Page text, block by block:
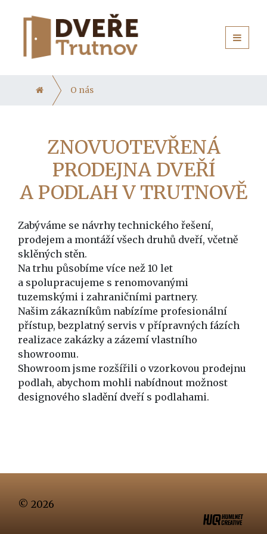
O nás
ZNOVUOTEVŘENÁ
PRODEJNA DVEŘÍ
A PODLAH V TRUTNOVĚ
Zabýváme se návrhy technického řešení,
prodejem a montáží všech druhů dveří, včetně
sklěných stěn.
Na trhu působíme více než 10 let
a spolupracujeme s renomovanými
tuzemskými i zahraničními partnery.
Našim zákazníkům nabízíme profesionální
přístup, bezplatný servis v přípravných fázích
realizace zakázky a zázemí vlastního
showroomu.
Showroom jsme rozšířili o vzorkovou prodejnu
podlah, abychom mohli nabídnout možnost
designového sladění dveří s podlahami.
© 2026